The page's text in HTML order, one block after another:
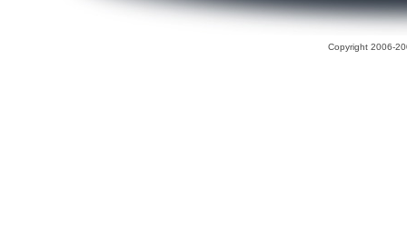
Copyright 2006-